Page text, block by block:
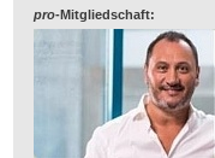
pro-Mitgliedschaft: